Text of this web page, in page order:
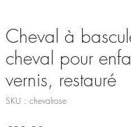
Cheval à
cheval pour
vernis, restauré
SKU : chevalrose